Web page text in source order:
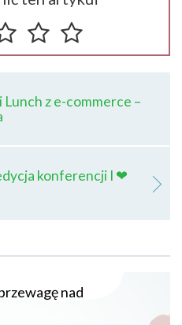
z e-commerce –
konferencji I ❤
nad